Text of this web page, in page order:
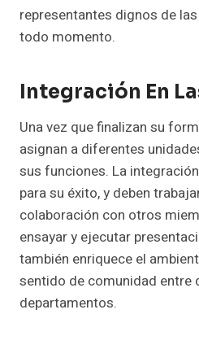
representantes dignos de
todo momento.
Integración En
Una vez que finalizan su
asignan a diferentes
sus funciones. La
para su éxito, y deben
colaboración con otros
ensayar y ejecutar
también enriquece el
sentido de comunidad entre
departamentos.